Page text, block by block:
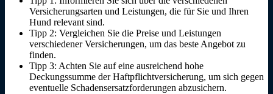
Versicherungsarten und Leistungen, die für Sie und Ihren
Hund relevant sind.
Tipp 2: Vergleichen Sie die Preise und Leistungen
verschiedener Versicherungen, um das beste Angebot zu
finden.
Tipp 3: Achten Sie auf eine ausreichend hohe
Deckungssumme der Haftpflichtversicherung, um sich gegen
eventuelle Schadensersatzforderungen abzusichern.